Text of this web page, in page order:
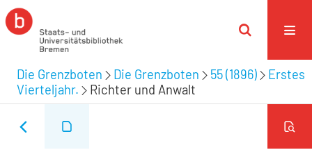
Die Grenzboten Die Grenzboten 55 (1896)
Erstes
Vierteljahr.
Richter und Anwalt